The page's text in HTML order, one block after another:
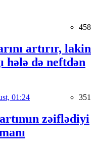
458
artırır, lakin
hələ də neftdən
01:24 351
zəiflədiyi